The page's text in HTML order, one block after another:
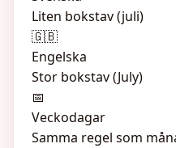
Liten bokstav (juli)
🇬🇧
Engelska
Stor bokstav (July)
📅
Veckodagar
Samma regel som